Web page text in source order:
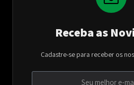
Receba as
Cadastre-se para receber os